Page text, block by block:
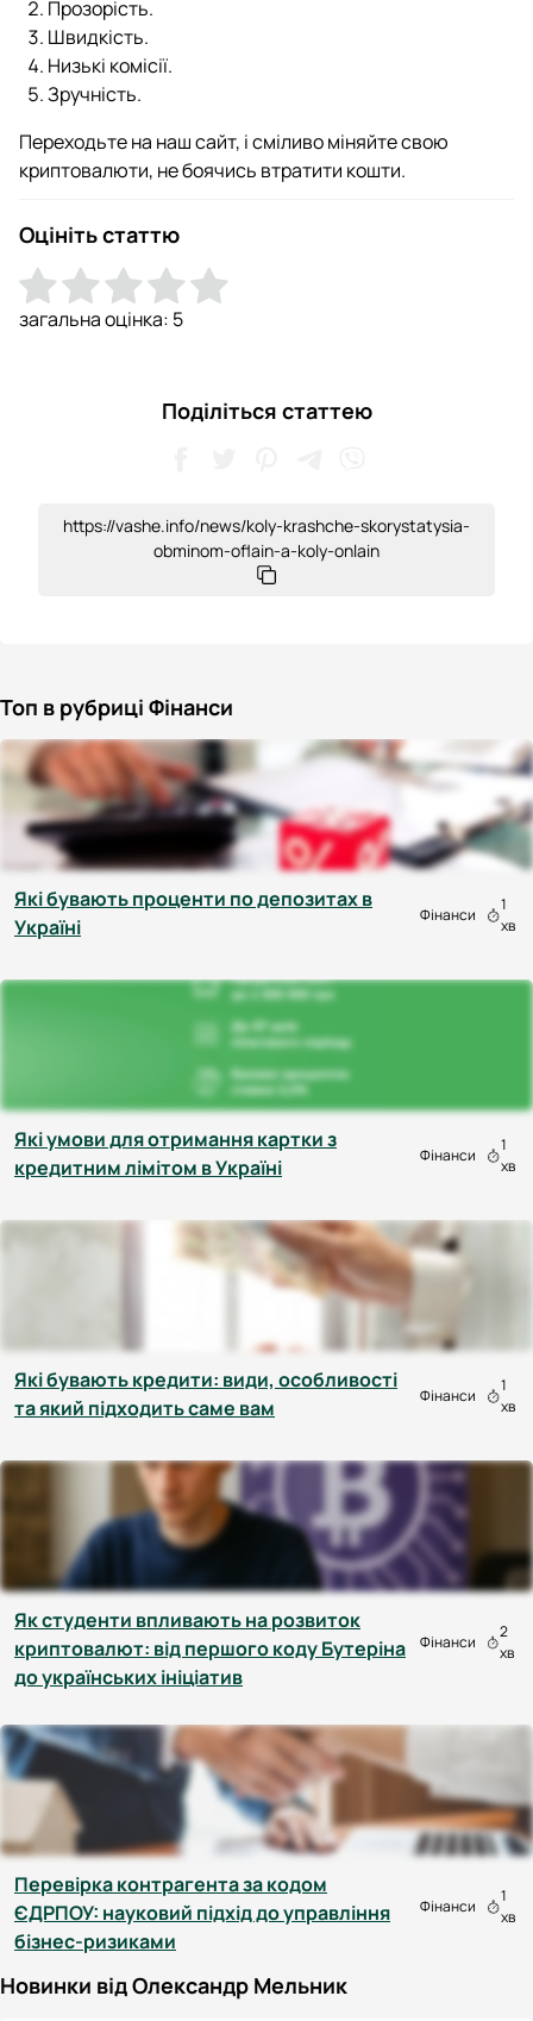
Прозорість.
Швидкість.
Низькі комісії.
Зручність.
Переходьте на наш сайт, і сміливо міняйте свою
криптовалюти, не боячись втратити кошти.
Оцініть статтю
загальна оцінка: 5
Поділіться статтею
https://vashe.info/news/koly-krashche-skorystatysia-
obminom-oflain-a-koly-onlain
Топ в рубриці Фінанси
Які бувають проценти по депозитах в
Україні
Фінанси
1
хв
Які умови для отримання картки з
кредитним лімітом в Україні
Фінанси
1
хв
Які бувають кредити: види, особливості
та який підходить саме вам
Фінанси
1
хв
Як студенти впливають на розвиток
криптовалют: від першого коду Бутеріна
до українських ініціатив
Фінанси
2
хв
Перевірка контрагента за кодом
ЄДРПОУ: науковий підхід до управління
бізнес-ризиками
Фінанси
1
хв
Новинки від Олександр Мельник